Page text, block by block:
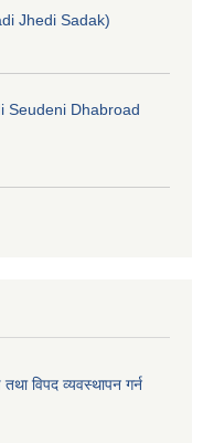
Jhedi Sadak)
Seudeni Dhabroad
विपद व्यवस्थापन गर्न